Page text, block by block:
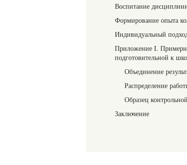
Воспитание
Формирование опыта
Индивидуальный
Приложение I.
подготовительной к
Объединение
Распределение
Образец
Заключение